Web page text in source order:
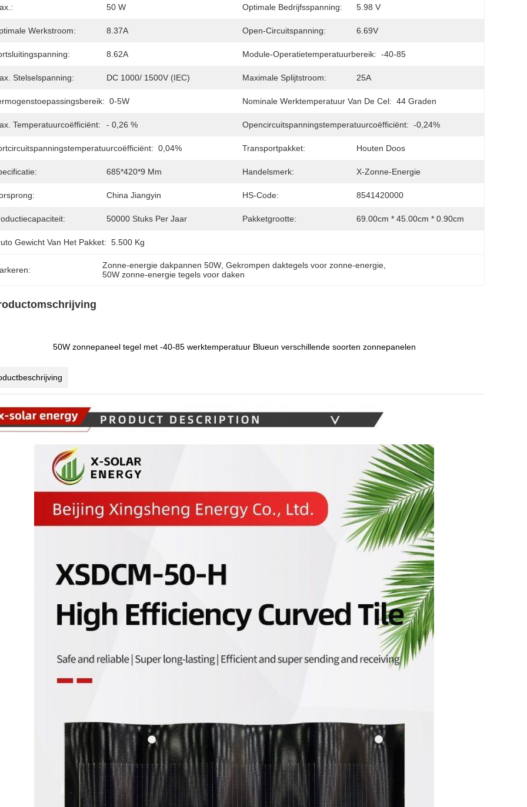
50 W Optimale Bedrijfsspanning: 5.98 V
Werkstroom: 8.37A Open-Circuitspanning: 6.69V
8.62A Module-Operatietemperatuurbereik: -40-85
Stelselspanning: DC 1000/ 1500V (IEC) Maximale Splijtstroom: 25A
0-5W Nominale Werktemperatuur Van De Cel: 44 Graden
Temperatuurcoëfficiënt: - 0,26 % Opencircuitspanningstemperatuurcoëfficiënt: -0,24%
0,04% Transportpakket: Houten Doos
685*420*9 Mm Handelsmerk: X-Zonne-Energie
China Jiangyin HS-Code: 8541420000
50000 Stuks Per Jaar Pakketgrootte: 69.00cm * 45.00cm * 0.90cm
Gewicht Van Het Pakket: 5.500 Kg
Zonne-energie dakpannen 50W , Gekrompen daktegels voor zonne-energie
50W zonne-energie tegels voor daken
50W zonnepaneel tegel met -40-85 werktemperatuur Blueun verschillende soorten zonnepanelen